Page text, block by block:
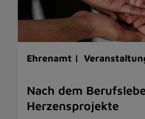
Ehrenamt |
Nach dem
Herzensprojekte